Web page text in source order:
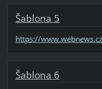
Šablona 5
https://
Šablona 6